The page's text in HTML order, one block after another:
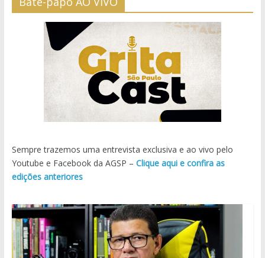
Sempre trazemos uma entrevista exclusiva e ao vivo pelo
Youtube e Facebook da AGSP – Clique aqui e confira as
edições anteriores